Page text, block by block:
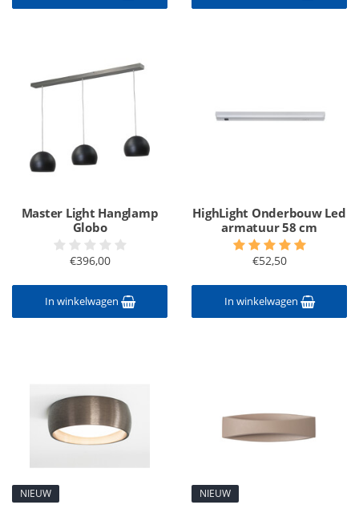
Master Light Hanglamp
Globo
€396,00
In winkelwagen
HighLight Onderbouw Led
armatuur 58 cm
€52,50
In winkelwagen
NIEUW NIEUW